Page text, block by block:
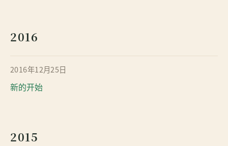
2016
2016年12月25日
新的开始
2015